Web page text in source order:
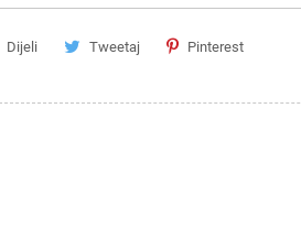
Dijeli Tweetaj Pinterest